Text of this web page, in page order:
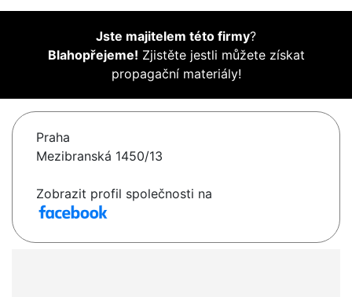
Jste majitelem této firmy?
Blahopřejeme! Zjistěte jestli můžete získat
propagační materiály!
Praha
Mezibranská 1450/13
Zobrazit profil společnosti na